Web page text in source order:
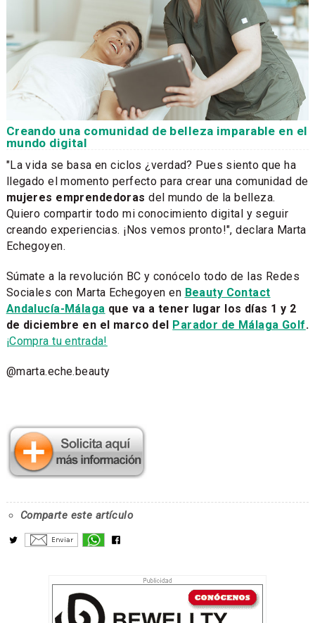
Creando una comunidad de belleza imparable en el
mundo digital
"La vida se basa en ciclos ¿verdad? Pues siento que ha
llegado el momento perfecto para crear una comunidad de
mujeres emprendedoras del mundo de la belleza.
Quiero compartir todo mi conocimiento digital y seguir
creando experiencias. ¡Nos vemos pronto!", declara Marta
Echegoyen.
Súmate a la revolución BC y conócelo todo de las Redes
Sociales con Marta Echegoyen en Beauty Contact
Andalucía-Málaga que va a tener lugar los días 1 y 2
de diciembre en el marco del Parador de Málaga Golf.
¡Compra tu entrada!
@marta.eche.beauty
Comparte este artículo